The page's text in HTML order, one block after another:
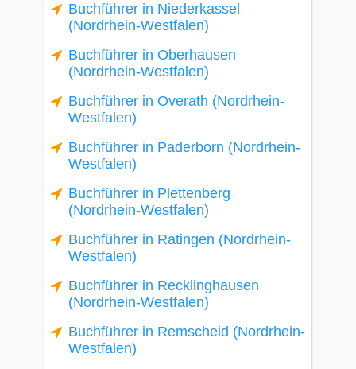
Buchführer in Niederkassel
(Nordrhein-Westfalen)
Buchführer in Oberhausen
(Nordrhein-Westfalen)
Buchführer in Overath (Nordrhein-
Westfalen)
Buchführer in Paderborn (Nordrhein-
Westfalen)
Buchführer in Plettenberg
(Nordrhein-Westfalen)
Buchführer in Ratingen (Nordrhein-
Westfalen)
Buchführer in Recklinghausen
(Nordrhein-Westfalen)
Buchführer in Remscheid (Nordrhein-
Westfalen)